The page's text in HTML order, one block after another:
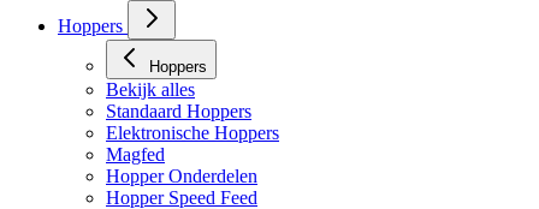
Hoppers
Hoppers
Bekijk alles
Standaard Hoppers
Elektronische Hoppers
Magfed
Hopper Onderdelen
Hopper Speed Feed